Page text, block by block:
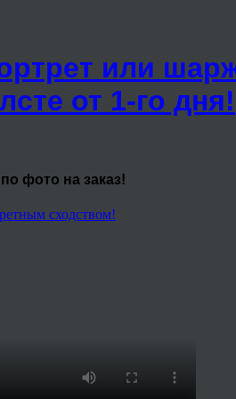
или
от 1-го дня!
по фото на заказ!
сходством!